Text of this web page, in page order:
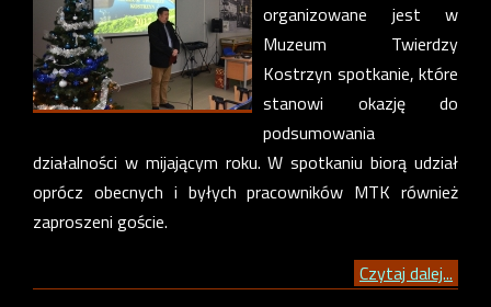
organizowane jest w
Muzeum Twierdzy
Kostrzyn spotkanie, które
stanowi okazję do
podsumowania
działalności w mijającym roku. W spotkaniu biorą udział
oprócz obecnych i byłych pracowników MTK również
zaproszeni goście.
Czytaj dalej...